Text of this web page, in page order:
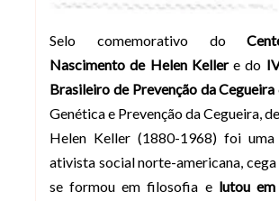
Selo comemorativo do
Nascimento de Helen Kellere do
Brasileiro de Prevenção da Cegueira
Genética e Prevenção da Cegueira,
Helen Keller (1880-1968) foi
ativista social norte-americana, cega
se formou em filosofia e lutou